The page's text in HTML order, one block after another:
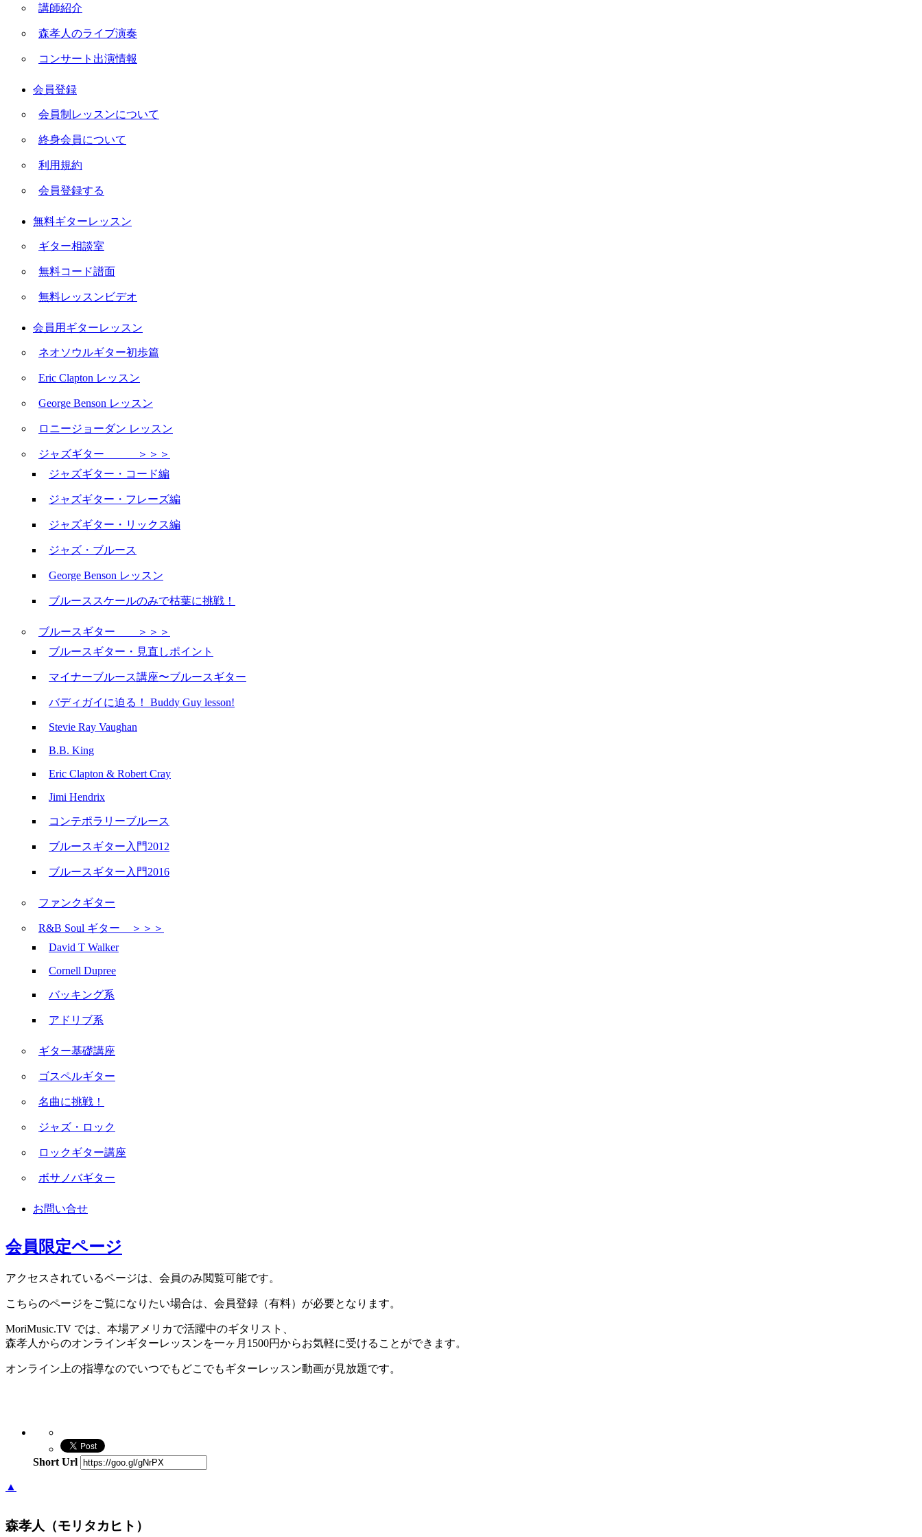
講師紹介
森孝人のライブ演奏
コンサート出演情報
会員登録
会員制レッスンについて
終身会員について
利用規約
会員登録する
無料ギターレッスン
ギター相談室
無料コード譜面
無料レッスンビデオ
会員用ギターレッスン
ネオソウルギター初歩篇
Eric Clapton レッスン
George Benson レッスン
ロニージョーダン レッスン
ジャズギター ＞＞＞
ジャズギター・コード編
ジャズギター・フレーズ編
ジャズギター・リックス編
ジャズ・ブルース
George Benson レッスン
ブルーススケールのみで枯葉に挑戦！
ブルースギター ＞＞＞
ブルースギター・見直しポイント
マイナーブルース講座〜ブルースギター
バディガイに迫る！ Buddy Guy lesson!
Stevie Ray Vaughan
B.B. King
Eric Clapton & Robert Cray
Jimi Hendrix
コンテポラリーブルース
ブルースギター入門2012
ブルースギター入門2016
ファンクギター
R&B Soul ギター ＞＞＞
David T Walker
Cornell Dupree
バッキング系
アドリブ系
ギター基礎講座
ゴスペルギター
名曲に挑戦！
ジャズ・ロック
ロックギター講座
ボサノバギター
お問い合せ
会員限定ページ
アクセスされているページは、会員のみ閲覧可能です。
こちらのページをご覧になりたい場合は、会員登録（有料）が必要となります。
MoriMusic.TV では、本場アメリカで活躍中のギタリスト、
森孝人からのオンラインギターレッスンを一ヶ月1500円からお気軽に受けることができます。
オンライン上の指導なのでいつでもどこでもギターレッスン動画が見放題です。
Short Url
▲
森孝人（モリタカヒト）